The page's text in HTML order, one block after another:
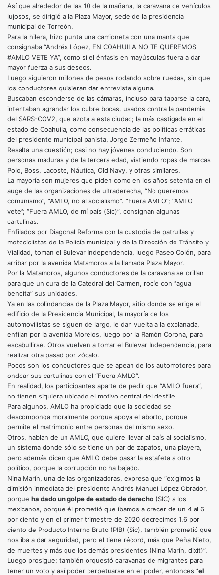
Así que alrededor de las 10 de la mañana, la caravana de vehículos
lujosos, se dirigió a la Plaza Mayor, sede de la presidencia
municipal de Torreón.
Para la hilera, hizo punta una camioneta con una manta que
consignaba “Andrés López, EN COAHUILA NO TE QUEREMOS
#AMLO VETE YA”, como si el énfasis en mayúsculas fuera a dar
mayor fuerza a sus deseos.
Luego siguieron millones de pesos rodando sobre ruedas, sin que
los conductores quisieran dar entrevista alguna.
Buscaban esconderse de las cámaras, incluso para taparse la cara,
intentaban agrandar los cubre bocas, usados contra la pandemia
del SARS-COV2, que azota a esta ciudad; la más castigada en el
estado de Coahuila, como consecuencia de las políticas erráticas
del presidente municipal panista, Jorge Zermeño Infante.
Resalta una cuestión; casi no hay jóvenes conduciendo. Son
personas maduras y de la tercera edad, vistiendo ropas de marcas
Polo, Boss, Lacoste, Náutica, Old Navy, y otras similares.
La mayoría son mujeres que piden como en los años setenta en el
auge de las organizaciones de ultraderecha, “No queremos
comunismo”, “AMLO, no al socialismo”. “Fuera AMLO”; “AMLO
vete”; “Fuera AMLO, de mí país (Sic)”, consignan algunas
cartulinas.
Enfilados por Diagonal Reforma con la custodia de patrullas y
motociclistas de la Policía municipal y de la Dirección de Tránsito y
Vialidad, toman el Bulevar Independencia, luego Paseo Colón, para
arribar por la avenida Matamoros a la llamada Plaza Mayor.
Por la Matamoros, algunos conductores de la caravana se orillan
para que un cura de la Catedral del Carmen, rocíe con “agua
bendita” sus unidades.
Ya en las colindancias de la Plaza Mayor, sitio donde se erige el
edificio de la Presidencia Municipal, la mayoría de los
automovilistas se siguen de largo, le dan vuelta a la explanada,
enfilan por la avenida Morelos, luego por la Ramón Corona, para
escabullirse. Otros vuelven a tomar el Bulevar Independencia, para
realizar otra pasad por zócalo.
Pocos son los conductores que se apean de los automotores para
ondear sus cartulinas con el “Fuera AMLO”.
En realidad, los participantes aparte de pedir que “AMLO fuera”,
no tienen siquiera ubicado el motivo central del desfile.
Para algunos, AMLO ha propiciado que la sociedad se
descomponga moralmente porque apoya el aborto, porque
permite el matrimonio entre personas del mismo sexo.
Otros, hablan de un AMLO, que quiere llevar al país al socialismo,
un sistema donde sólo se tiene un par de zapatos, una playera,
pero además dicen que AMLO debe pasar la estafeta a otro
político, porque la corrupción no ha bajado.
Nina Marín, una de las organizadoras, expresa que “exigimos la
dimisión inmediata del presidente Andrés Manuel López Obrador,
porque ha dado un golpe de estado de derecho (SIC) a los
mexicanos, porque él prometió que íbamos a crecer de un 4 al 6
por ciento y en el primer trimestre de 2020 decrecimos 1.6 por
ciento de Producto Interno Bruto (PIB) (Sic), también prometió que
nos iba a dar seguridad, pero el tiene récord, más que Peña Nieto,
de muertes y más que los demás presidentes (Nina Marín, dixit)”.
Luego prosigue; también orquestó caravanas de migrantes para
tener un voto y así poder perpetuarse en el poder, entonces “el